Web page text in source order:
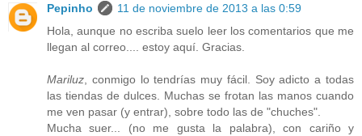
Pepinho
11 de noviembre de 2013 a las 0:59
Hola, aunque no escriba suelo leer los comentarios que me
llegan al correo.... estoy aquí. Gracias.
Mariluz , conmigo lo tendrías muy fácil. Soy adicto a todas
las tiendas de dulces. Muchas se frotan las manos cuando
me ven pasar (y entrar), sobre todo las de "chuches".
Mucha suer... (no me gusta la palabra), con cariño y